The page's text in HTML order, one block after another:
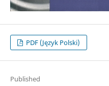
PDF (Język Polski)
Published